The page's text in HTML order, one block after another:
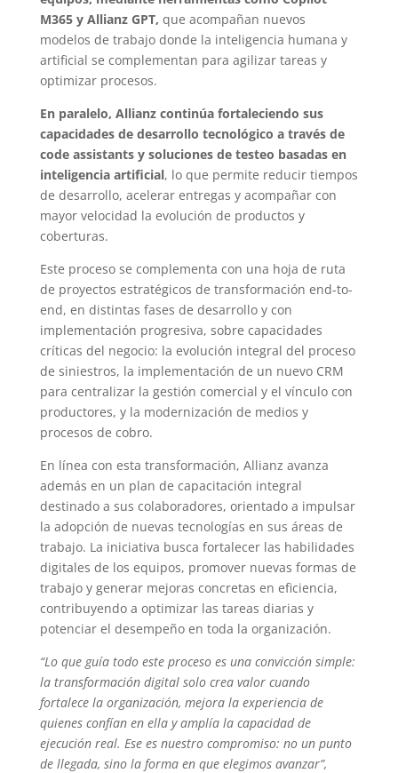
M365 y Allianz GPT, que acompañan nuevos
modelos de trabajo donde la inteligencia humana y
artificial se complementan para agilizar tareas y
optimizar procesos.
En paralelo, Allianz continúa fortaleciendo sus
capacidades de desarrollo tecnológico a través de
code assistants y soluciones de testeo basadas en
inteligencia artificial, lo que permite reducir tiempos
de desarrollo, acelerar entregas y acompañar con
mayor velocidad la evolución de productos y
coberturas.
Este proceso se complementa con una hoja de ruta
de proyectos estratégicos de transformación end-to-
end, en distintas fases de desarrollo y con
implementación progresiva, sobre capacidades
críticas del negocio: la evolución integral del proceso
de siniestros, la implementación de un nuevo CRM
para centralizar la gestión comercial y el vínculo con
productores, y la modernización de medios y
procesos de cobro.
En línea con esta transformación, Allianz avanza
además en un plan de capacitación integral
destinado a sus colaboradores, orientado a impulsar
la adopción de nuevas tecnologías en sus áreas de
trabajo. La iniciativa busca fortalecer las habilidades
digitales de los equipos, promover nuevas formas de
trabajo y generar mejoras concretas en eficiencia,
contribuyendo a optimizar las tareas diarias y
potenciar el desempeño en toda la organización.
“Lo que guía todo este proceso es una convicción simple:
la transformación digital solo crea valor cuando
fortalece la organización, mejora la experiencia de
quienes confían en ella y amplía la capacidad de
ejecución real. Ese es nuestro compromiso: no un punto
de llegada, sino la forma en que elegimos avanzar”,